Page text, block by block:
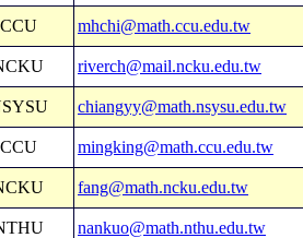
CCU mhchi@math.ccu.edu.tw
riverch@mail.ncku.edu.tw
chiangyy@math.nsysu.edu.tw
CCU mingking@math.ccu.edu.tw
fang@math.ncku.edu.tw
nankuo@math.nthu.edu.tw